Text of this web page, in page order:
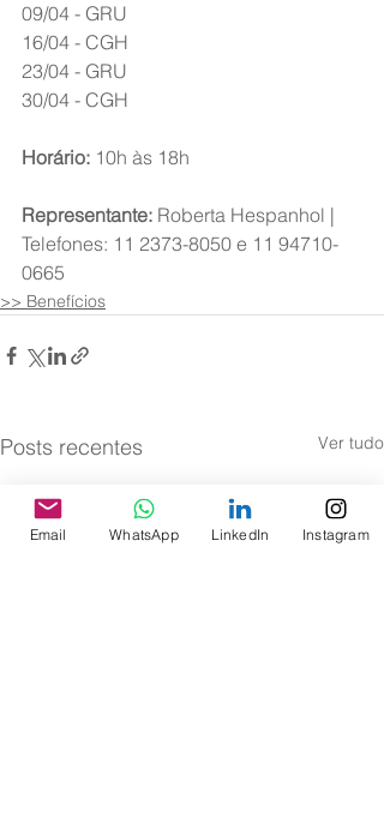
09/04 - GRU
16/04 - CGH
23/04 - GRU
30/04 - CGH
Horário: 10h às 18h
Representante: Roberta Hespanhol |
Telefones: 11 2373-8050 e 11 94710-
0665
>> Benefícios
Posts recentes Ver tudo
Email WhatsApp LinkedIn Instagram